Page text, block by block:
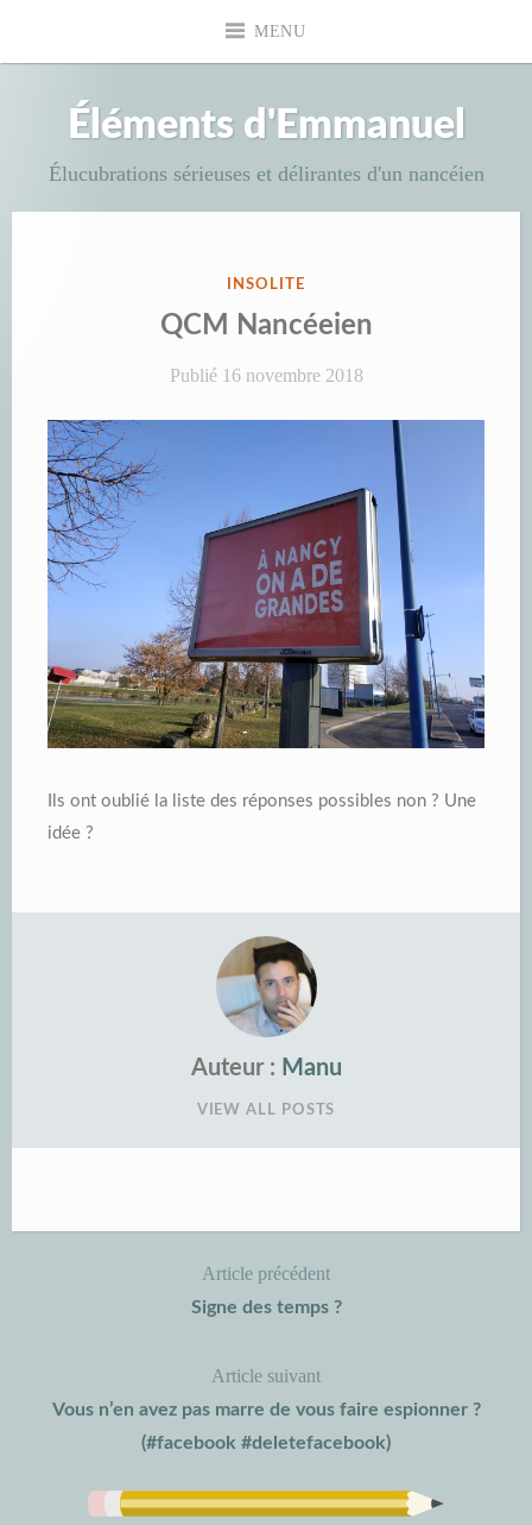
MENU
Éléments d'Emmanuel
Élucubrations sérieuses et délirantes d'un nancéien
PUBLIÉ
DANS
INSOLITE
QCM Nancéeien
Publié 16 novembre 2018
Ils ont oublié la liste des réponses possibles non ? Une
idée ?
Auteur : Manu
VIEW ALL POSTS
Article précédent
Signe des temps ?
Article suivant
Vous n’en avez pas marre de vous faire espionner ?
(#facebook #deletefacebook)